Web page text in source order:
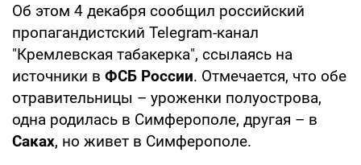
Об этом 4 декабря сообщил российский
пропагандистский Telegram-канал
"Кремлевская табакерка", ссылаясь на
источники в ФСБ России. Отмечается, что обе
отравительницы – уроженки полуострова,
одна родилась в Симферополе, другая – в
Саках, но живет в Симферополе.